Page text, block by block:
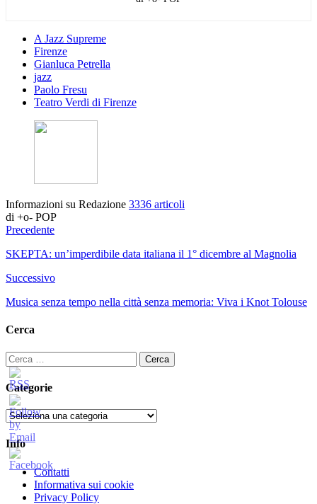
A Jazz Supreme
Firenze
Gianluca Petrella
jazz
Paolo Fresu
Teatro Verdi di Firenze
Informazioni su Redazione 3336 articoli
di +o- POP
Precedente
SKEPTA: un’imperdibile data italiana il 1° dicembre al Magnolia
Successivo
Musica senza tempo nella città senza memoria: Viva i Knot Tolouse
Cerca
Ricerca
per:
Categorie
Categorie
Info
Contatti
Informativa sui cookie
Privacy Policy